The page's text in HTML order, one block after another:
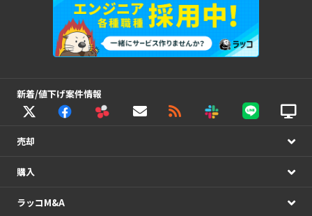
新着/値下げ案件情報
売却
購入
ラッコM&A